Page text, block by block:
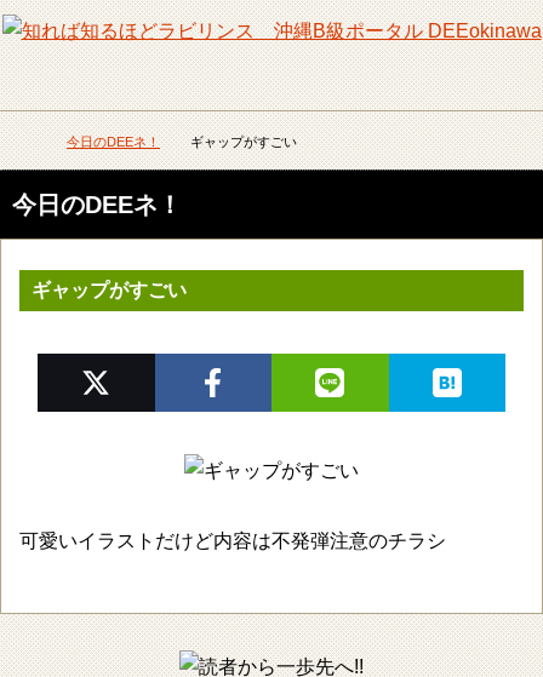
メニュー 検
DEEokinawaトップ
今日のDEEネ！ ギャップがすごい
今日のDEEネ！
ギャップがすごい
可愛いイラストだけど内容は不発弾注意のチラシ